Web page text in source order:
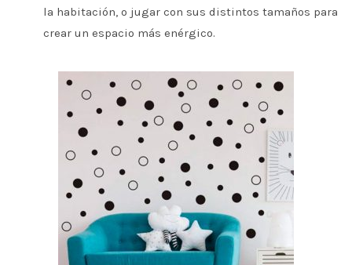
la habitación, o jugar con sus distintos tamaños para
crear un espacio más enérgico.